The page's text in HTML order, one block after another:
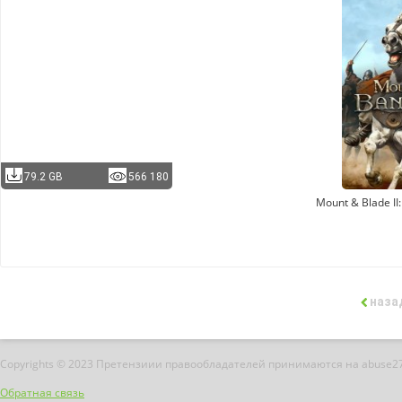
79.2 GB 566 180
Mount & Blade
Copyrights © 2023 Претензиии правообладателей принимаются на
Обратная связь